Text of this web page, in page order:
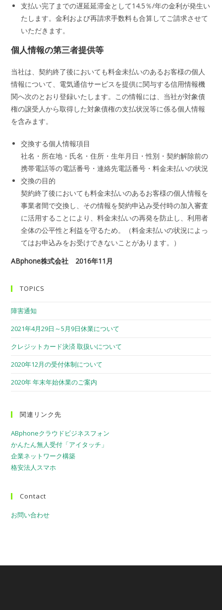
支払い完了までの遅延延滞金として14.5％/年の金利が発生い
たします。金利および再請求手数料も合算してご請求させて
いただきます。
個人情報の第三者提供等
当社は、契約終了後においても料金未払いのあるお客様の個人
情報について、電気通信サービスを提供に関与する信用情報機
関へ次のとおり登録いたします。この情報には、当社が対象債
権の譲受人から取得した対象債権の支払状況等に係る個人情報
を含みます。
交換する個人情報項目
社名・所在地・氏名・住所・生年月日・性別・契約解除前の
携帯電話等の電話番号・連絡先電話番号・料金未払いの状況
交換の目的
契約終了後においても料金未払いのあるお客様の個人情報を
事業者間で交換し、その情報を契約申込み受付時の加入審査
に活用することにより、料金未払いの再発を防止し、利用者
全体の公平性と利益を守るため。（料金未払いの状況によっ
てはお申込みをお受けできないことがあります。）
ABphone株式会社 2016年11月
TOPICS
障害通知
2021年4月29日～5月9日休業について
クレジットカード決済 取扱いについて
2020年12月の受付体制について
2020年 年末年始休業のご案内
関連リンク先
ABphoneクラウドビジネスフォン
かんたん無人受付「アイタッチ」
企業ネットワーク構築
格安法人スマホ
Contact
お問い合わせ